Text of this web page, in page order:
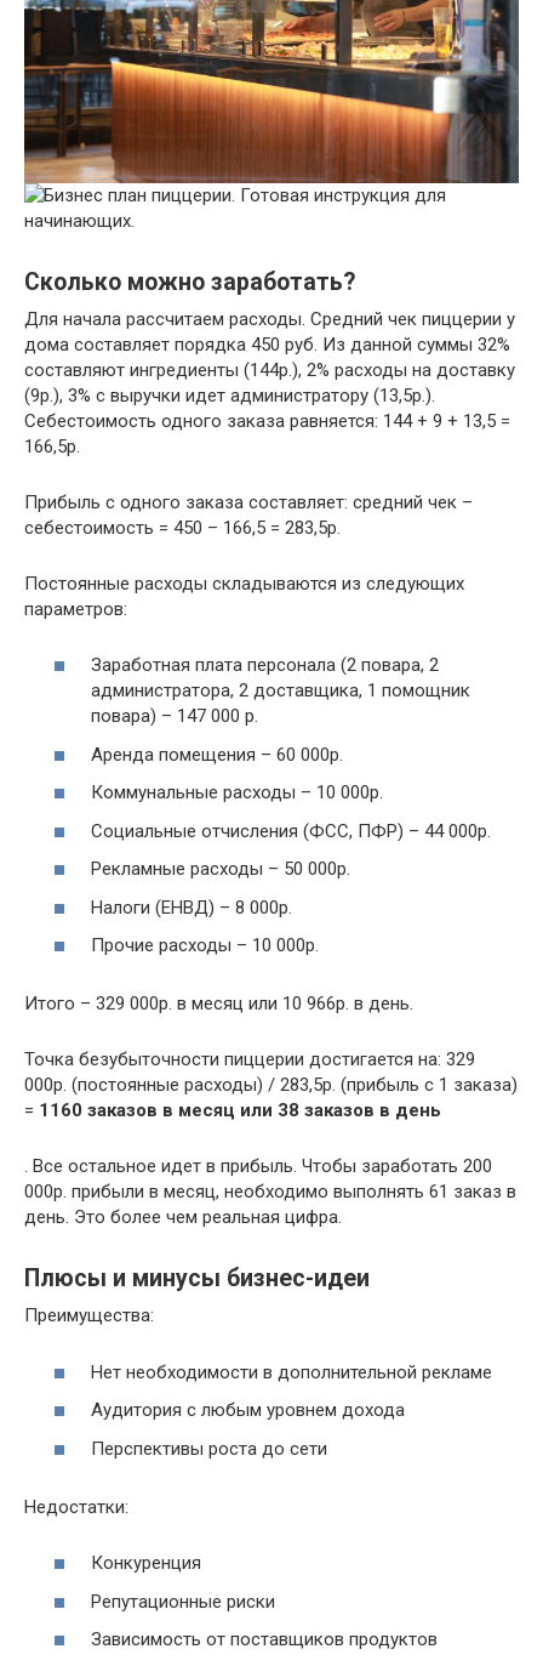
Сколько можно заработать?
Для начала рассчитаем расходы. Средний чек пиццерии у
дома составляет порядка 450 руб. Из данной суммы 32%
составляют ингредиенты (144р.), 2% расходы на доставку
(9р.), 3% с выручки идет администратору (13,5р.).
Себестоимость одного заказа равняется: 144 + 9 + 13,5 =
166,5р.
Прибыль с одного заказа составляет: средний чек –
себестоимость = 450 – 166,5 = 283,5р.
Постоянные расходы складываются из следующих
параметров:
Заработная плата персонала (2 повара, 2
администратора, 2 доставщика, 1 помощник
повара) – 147 000 р.
Аренда помещения – 60 000р.
Коммунальные расходы – 10 000р.
Социальные отчисления (ФСС, ПФР) – 44 000р.
Рекламные расходы – 50 000р.
Налоги (ЕНВД) – 8 000р.
Прочие расходы – 10 000р.
Итого – 329 000р. в месяц или 10 966р. в день.
Точка безубыточности пиццерии достигается на: 329
000р. (постоянные расходы) / 283,5р. (прибыль с 1 заказа)
= 1160 заказов в месяц или 38 заказов в день
. Все остальное идет в прибыль. Чтобы заработать 200
000р. прибыли в месяц, необходимо выполнять 61 заказ в
день. Это более чем реальная цифра.
Плюсы и минусы бизнес-идеи
Преимущества:
Нет необходимости в дополнительной рекламе
Аудитория с любым уровнем дохода
Перспективы роста до сети
Недостатки:
Конкуренция
Репутационные риски
Зависимость от поставщиков продуктов